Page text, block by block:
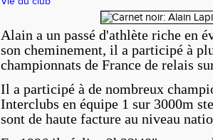
Alain a un passé d'athlète riche en
son cheminement, il a participé à
championnats de France de relais
Il a participé à de nombreux
Interclubs en équipe 1 sur 3000m
sont de haute facture au niveau